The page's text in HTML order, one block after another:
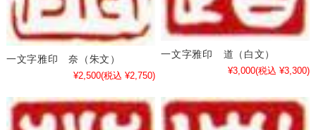
一文字雅印 奈（朱文）
¥2,500(税込 ¥2,750)
一文字雅印 道（白文）
¥3,000(税込 ¥3,300)